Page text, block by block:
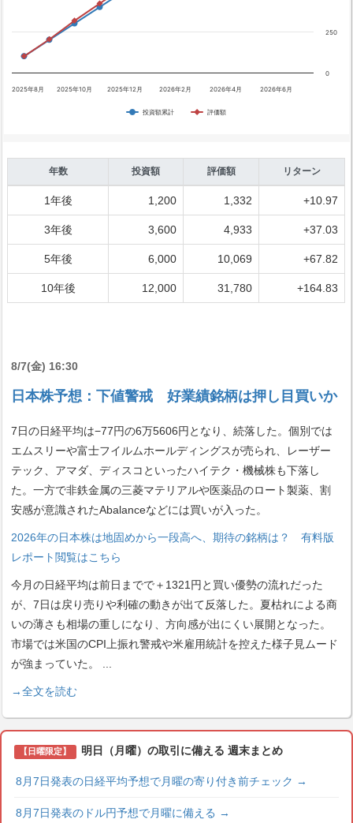
投資額累計 評価額
2025年8月 2025年10月 2025年12月 2026年2月 2026年4月 2026年6月
0
250
年数 投資額 評価額 リターン
1年後 1,200 1,332 +10.97
3年後 3,600 4,933 +37.03
5年後 6,000 10,069 +67.82
10年後 12,000 31,780 +164.83
8/7(金) 16:30
日本株予想：下値警戒 好業績銘柄は押し目買いか
7日の日経平均は−77円の6万5606円となり、続落した。個別では
エムスリーや富士フイルムホールディングスが売られ、レーザー
テック、アマダ、ディスコといったハイテク・機械株も下落し
た。一方で非鉄金属の三菱マテリアルや医薬品のロート製薬、割
安感が意識されたAbalanceなどには買いが入った。
2026年の日本株は地固めから一段高へ、期待の銘柄は？ 有料版
レポート閲覧はこちら
今月の日経平均は前日までで＋1321円と買い優勢の流れだった
が、7日は戻り売りや利確の動きが出て反落した。夏枯れによる商
いの薄さも相場の重しになり、方向感が出にくい展開となった。
市場では米国のCPI上振れ警戒や米雇用統計を控えた様子見ムード
が強まっていた。
...
→全文を読む
【日曜限定】 明日（月曜）の取引に備える 週末まとめ
8月7日発表の日経平均予想で月曜の寄り付き前チェック →
8月7日発表のドル円予想で月曜に備える →